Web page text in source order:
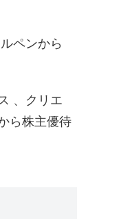
ペンから
、クリエ
ら株主優待